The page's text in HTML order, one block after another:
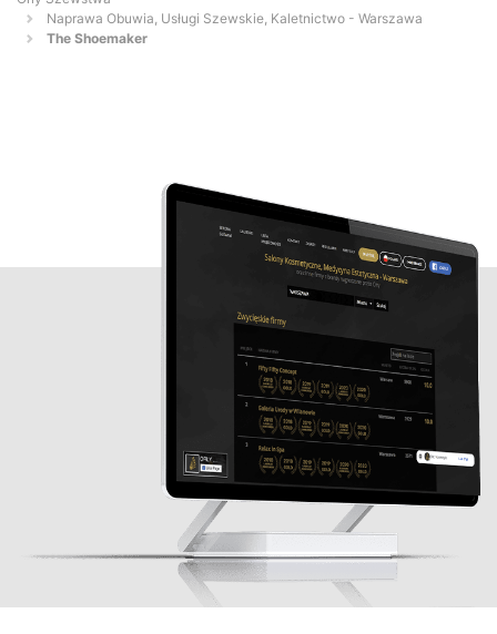
Naprawa Obuwia, Usługi Szewskie, Kaletnictwo - Warszawa
The Shoemaker